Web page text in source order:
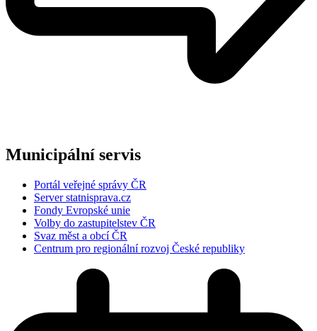
Municipální servis
Portál veřejné správy ČR
Server statnisprava.cz
Fondy Evropské unie
Volby do zastupitelstev ČR
Svaz měst a obcí ČR
Centrum pro regionální rozvoj České republiky